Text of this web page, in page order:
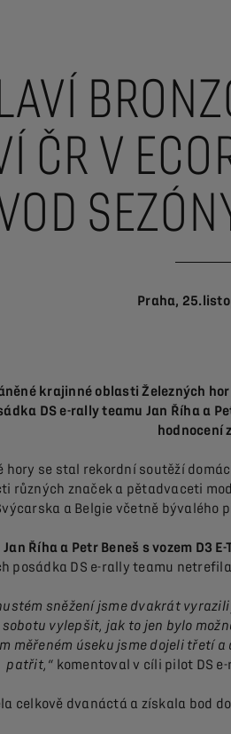
ČR V
Praha,
krajinné oblasti Železných
DS e-rally teamu Jan Říha a
hodnocení
hory se stal rekordní soutěží
značek a pětadvaceti
a Belgie včetně
Jan Říha a Petr Beneš s vozem D3
posádka DS e-rally teamu
sněžení jsme dvakrát
vylepšit, jak to jen bylo
měřeném úseku jsme dojeli třetí
patřit,“ komentoval v cíli pilot DS
celkově dvanáctá a získala